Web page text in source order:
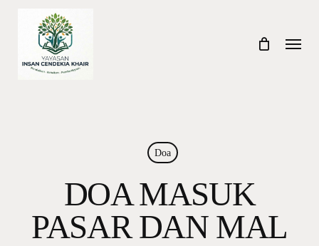
content
Menu
Doa
DOA MASUK
PASAR DAN MAL